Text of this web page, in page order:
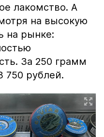
лакомство. А
на высокую
на рынке:
За 250 грамм
750 рублей.